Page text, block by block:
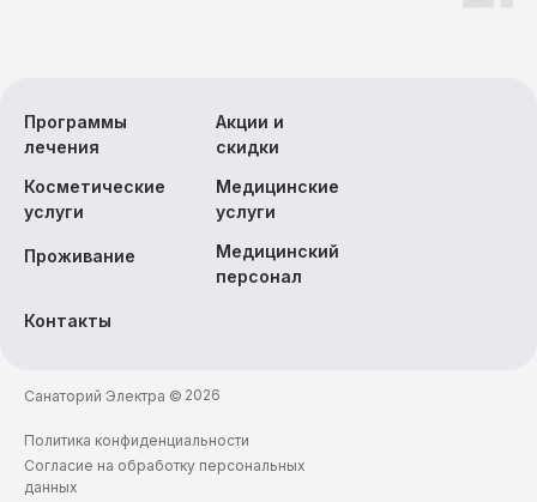
Санаторий Электра ©
Согласие на обработку персональных
данных
Политика конфиденциальности
Программы
лечения
Акции и
скидки
Косметические
услуги
Медицинские
услуги
Проживание
Медицинский
персонал
Контакты
2026